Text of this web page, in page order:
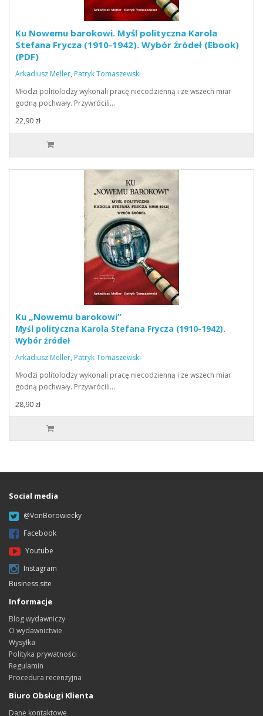
Ku Nowemu barokowi. Myśl polityczna Karola
Stefana Frycza (1910-1942). Wybór źródeł (Ebook)
(PDF)
Arkadiusz Meller, Patryk Tomaszewski
Młodzi politolodzy wykonali pracę niecodzienną i ze wszech miar
godną pochwały. Przywrócili…
22,90 zł
Ku „Nowemu barokowi”
Myśl polityczna Karola Stefana Frycza (1910-1942).
Wybór źródeł
Arkadiusz Meller, Patryk Tomaszewski
Młodzi politolodzy wykonali pracę niecodzienną i ze wszech miar
godną pochwały. Przywrócili…
28,90 zł
Social media
@VonBorowiecky
Facebook
Youtube
Instagram
Business.site
Informacje
Blog wydawniczy
O wydawnictwie
Wysyłka
Polityka prywatności
Regulamin
Procedura recenzyjna
Biuro Obsługi Klienta
Dane kontaktowe